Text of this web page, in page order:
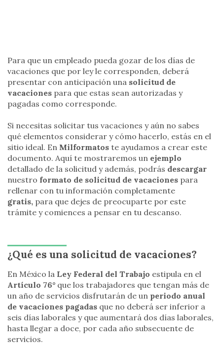
Para que un empleado pueda gozar de los días de
vacaciones que por ley le corresponden, deberá
presentar con anticipación una solicitud de
vacaciones para que estas sean autorizadas y
pagadas como corresponde.
Si necesitas solicitar tus vacaciones y aún no sabes
qué elementos considerar y cómo hacerlo, estás en el
sitio ideal. En Milformatos te ayudamos a crear este
documento. Aquí te mostraremos un ejemplo
detallado de la solicitud y además, podrás descargar
nuestro formato de solicitud de vacaciones para
rellenar con tu información completamente
gratis, para que dejes de preocuparte por este
trámite y comiences a pensar en tu descanso.
¿Qué es una solicitud de vacaciones?
En México la Ley Federal del Trabajo estipula en el
Artículo 76° que los trabajadores que tengan más de
un año de servicios disfrutarán de un periodo anual
de vacaciones pagadas que no deberá ser inferior a
seis días laborales y que aumentará dos días laborales,
hasta llegar a doce, por cada año subsecuente de
servicios.